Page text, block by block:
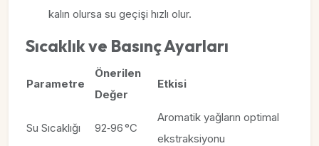
kalın olursa su geçişi hızlı olur.
Sıcaklık ve Basınç Ayarları
Parametre
Önerilen
Değer
Etkisi
Su Sıcaklığı 92‑96 °C
Aromatik yağların optimal
ekstraksiyonu